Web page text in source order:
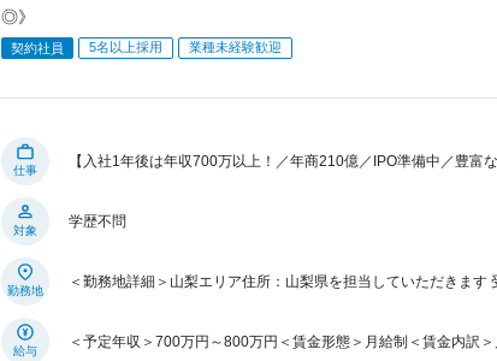
◎》
契約社員 5名以上採用 業種未経験歓迎
仕事
【入社1年後は年収700万以上！／年商210億／IPO準備中／豊
対象
学歴不問
勤務地
＜勤務地詳細＞山梨エリア住所：山梨県を担当していただきま
給与
＜予定年収＞700万円～800万円＜賃金形態＞月給制＜賃金内訳